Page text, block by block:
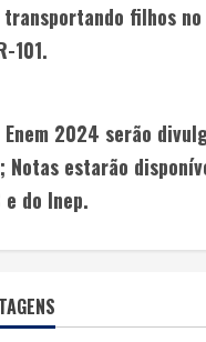
filhos
101.
2024 serão
Notas estarão
do Inep.